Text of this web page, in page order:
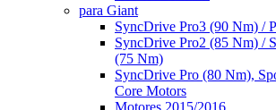
para Giant
SyncDrive Pro3 (90 Nm) /
SyncDrive Pro2 (85 Nm) /
(75 Nm)
SyncDrive Pro (80 Nm),
Core Motors
Motores 2015/2016